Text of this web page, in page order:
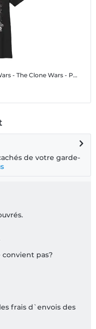
Clone Wars - Photo de groupe Sith Brothers - Enfant T-shirt
de votre garde-
pas?
frais d`envois des